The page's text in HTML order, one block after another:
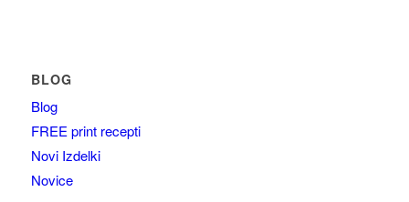
BLOG
Blog
FREE print recepti
Novi Izdelki
Novice